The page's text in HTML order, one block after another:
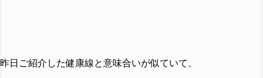
昨日ご紹介した健康線と意味合いが似ていて、